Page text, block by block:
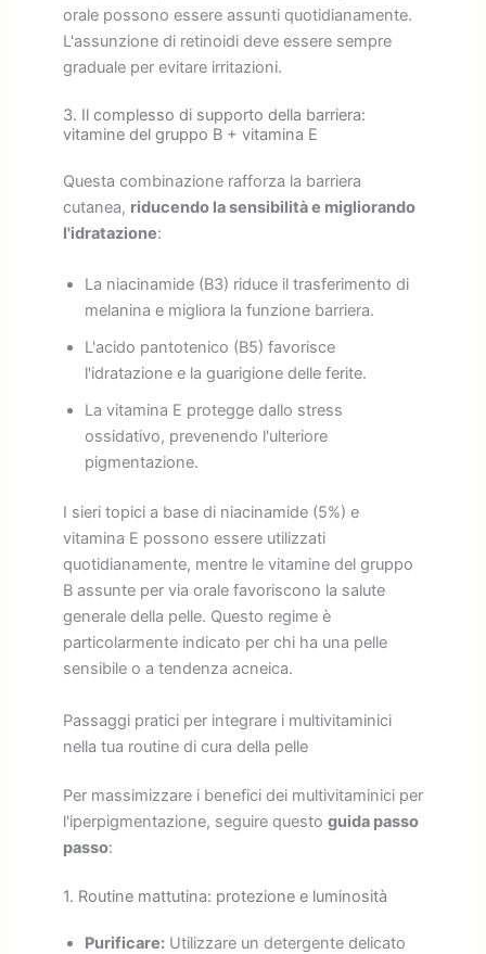
orale possono essere assunti quotidianamente.
L'assunzione di retinoidi deve essere sempre
graduale per evitare irritazioni.
3. Il complesso di supporto della barriera:
vitamine del gruppo B + vitamina E
Questa combinazione rafforza la barriera
cutanea, riducendo la sensibilità e migliorando
l'idratazione:
La niacinamide (B3) riduce il trasferimento di
melanina e migliora la funzione barriera.
L'acido pantotenico (B5) favorisce
l'idratazione e la guarigione delle ferite.
La vitamina E protegge dallo stress
ossidativo, prevenendo l'ulteriore
pigmentazione.
I sieri topici a base di niacinamide (5%) e
vitamina E possono essere utilizzati
quotidianamente, mentre le vitamine del gruppo
B assunte per via orale favoriscono la salute
generale della pelle. Questo regime è
particolarmente indicato per chi ha una pelle
sensibile o a tendenza acneica.
Passaggi pratici per integrare i multivitaminici
nella tua routine di cura della pelle
Per massimizzare i benefici dei multivitaminici per
l'iperpigmentazione, seguire questo guida passo
passo:
1. Routine mattutina: protezione e luminosità
Purificare:Utilizzare un detergente delicato